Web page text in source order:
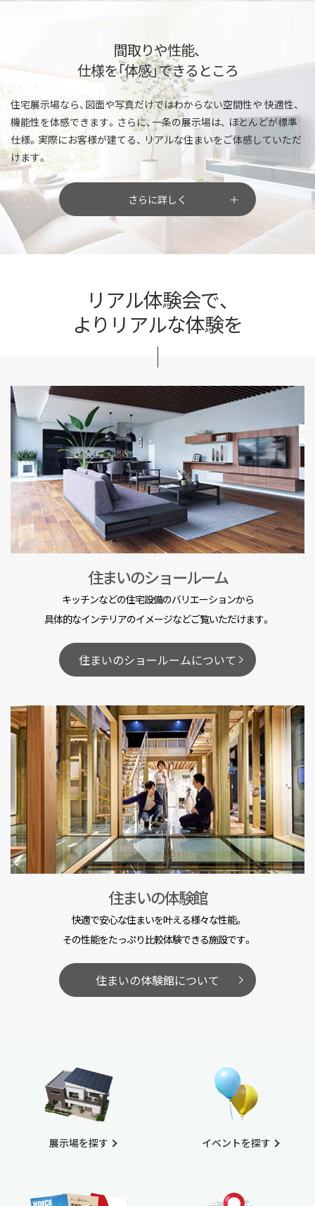
間取りや性能、
仕様を「体感」できるところ
住宅展示場なら、図面や写真だけではわからない空間性や 快適性、
機能性を体感できます。さらに、一条の展示場は、 ほとんどが標準
仕様。実際にお客様が建てる、 リアルな住まいをご体感していただ
けます。
さらに詳しく
リアル体験会で、
よりリアルな体験を
住まいのショールーム
キッチンなどの住宅設備のバリエーションから
具体的なインテリアのイメージなどご覧いただけます。
住まいのショールームについて
住まいの体験館
快適で安心な住まいを叶える様々な性能。
その性能をたっぷり比較体験できる施設です。
住まいの体験館について
展示場を探す イベントを探す